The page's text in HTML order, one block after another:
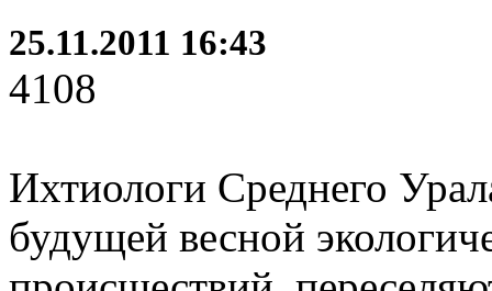
25.11.2011 16:43
4108
Ихтиологи Среднего
будущей весной